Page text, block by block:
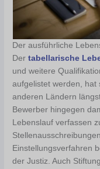
Der ausführliche
Dertabellarische
und weitere
aufgelistet werden, hat
anderen Ländern
Bewerber hingegen
Lebenslauf verfassen
Einstellungsverfahren
der Justiz. Auch